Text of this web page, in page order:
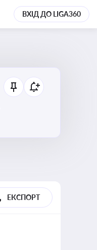
ВХІД ДО LIGA360
ЕКСПОРТ